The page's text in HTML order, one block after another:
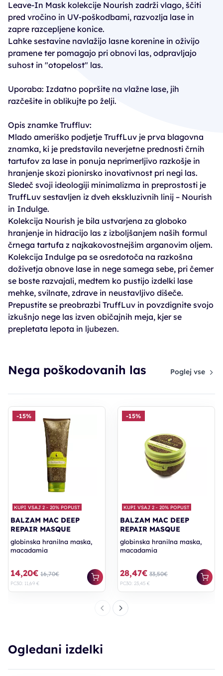
Leave-In Mask kolekcije Nourish zadrži vlago, ščiti
pred vročino in UV-poškodbami, razvozlja lase in
zapre razcepljene konice.
Lahke sestavine navlažijo lasne korenine in oživijo
pramene ter pomagajo pri obnovi las, odpravljajo
suhost in "otopelost" las.
Uporaba: Izdatno popršite na vlažne lase, jih
razčešite in oblikujte po želji.
Opis znamke Truffluv:
Mlado ameriško podjetje TruffLuv je prva blagovna
znamka, ki je predstavila neverjetne prednosti črnih
tartufov za lase in ponuja neprimerljivo razkošje in
hranjenje skozi pionirsko inovativnost pri negi las.
Sledeč svoji ideologiji minimalizma in preprostosti je
TruffLuv sestavljen iz dveh ekskluzivnih linij – Nourish
in Indulge.
Kolekcija Nourish je bila ustvarjena za globoko
hranjenje in hidracijo las z izboljšanjem naših formul
črnega tartufa z najkakovostnejšim arganovim oljem.
Kolekcija Indulge pa se osredotoča na razkošna
doživetja obnove lase in nege samega sebe, pri čemer
se boste razvajali, medtem ko pustijo izdelki lase
mehke, svilnate, zdrave in neustavljivo dišeče.
Prepustite se preobrazbi TruffLuv in povzdignite svojo
izkušnjo nege las izven običajnih meja, kjer se
prepletata lepota in ljubezen.
Nega poškodovanih las Poglej vse
KUPI VSAJ 2 - 20% POPUST
-15%
BALZAM MAC DEEP
REPAIR MASQUE
globinska hranilna maska,
macadamia
14,20€ 16,70€
PC30: 11,69 €
KUPI VSAJ 2 - 20% POPUST
-15%
BALZAM MAC DEEP
REPAIR MASQUE
globinska hranilna maska,
macadamia
28,47€ 33,50€
PC30: 23,45 €
Ogledani izdelki